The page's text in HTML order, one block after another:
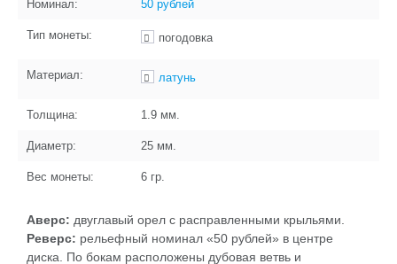
Номинал: 50 рублей
Тип монеты: погодовка
Материал: латунь
Толщина: 1.9 мм.
Диаметр: 25 мм.
Вес монеты: 6 гр.
Аверс: двуглавый орел с расправленными крыльями.
Реверс: рельефный номинал «50 рублей» в центре
диска. По бокам расположены дубовая ветвь и